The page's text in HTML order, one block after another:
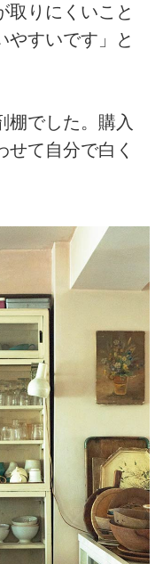
取りにくいこと
やすいです」と
棚でした。購入
て自分で白く